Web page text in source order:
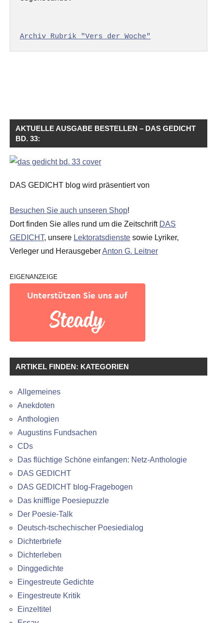
Archiv Rubrik "Vers der Woche"
AKTUELLE AUSGABE BESTELLEN – DAS GEDICHT
BD. 33:
DAS GEDICHT blog wird präsentiert von
Besuchen Sie auch unseren Shop!
Dort finden Sie alles rund um die Zeitschrift DAS
GEDICHT, unsere Lektoratsdienste sowie Lyriker,
Verleger und HerausgeberAnton G. Leitner
EIGENANZEIGE
ARTIKEL FINDEN: KATEGORIEN
Allgemeines
Anekdoten
Anthologien
Augustins Fundsachen
CDs
Das flüchtige Schöne einfangen: Netz-Anthologie
DAS GEDICHT
DAS GEDICHT blog-Fragebogen
Das knifflige Poesiepuzzle
Der Poesie-Talk
Deutsch-tschechischer Poesiedialog
Dichterbriefe
Dichterleben
Dinggedichte
Eingestreute Gedichte
Eingestreute Kritik
Einzeltitel